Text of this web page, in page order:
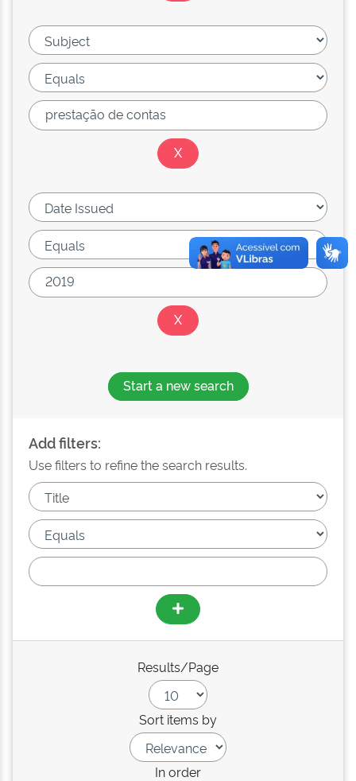
Start a new search
Add filters:
Use filters to refine the search results.
Results/Page
Sort items by
In order